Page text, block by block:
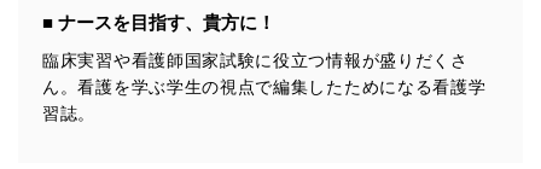
個人情報の安全管理措置
当社は、個人情報の正確性及び安全性を確保するため
に、下記セキュリティ対策をはじめとする安全対策を実
施し、個人情報の漏えい、滅失またはき損の防止及び是
■ ナースを目指す、貴方に！
臨床実習や看護師国家試験に役立つ情報が盛りだくさ
ん。看護を学ぶ学生の視点で編集したためになる看護学
習誌。